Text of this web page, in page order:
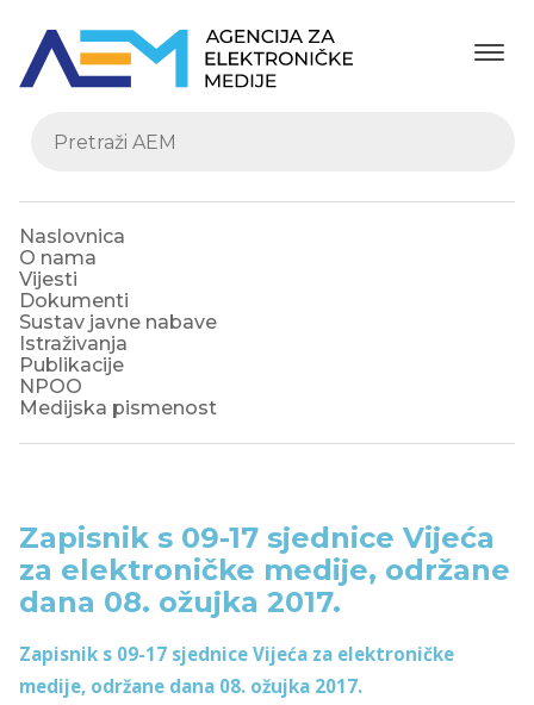
Naslovnica
O nama
Vijesti
Dokumenti
Sustav javne nabave
Istraživanja
Publikacije
NPOO
Medijska pismenost
Zapisnik s 09-17 sjednice Vijeća
za elektroničke medije, održane
dana 08. ožujka 2017.
Zapisnik s 09-17 sjednice Vijeća za elektroničke
medije, održane dana 08. ožujka 2017.